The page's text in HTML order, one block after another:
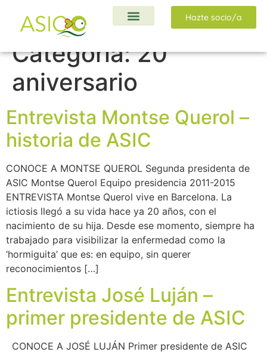
Hazte socio/a
Categoría:20
aniversario
Entrevista Montse Querol –
historia de ASIC
CONOCE A MONTSE QUEROL Segunda presidenta de
ASIC Montse Querol Equipo presidencia 2011-2015
ENTREVISTA Montse Querol vive en Barcelona. La
ictiosis llegó a su vida hace ya 20 años, con el
nacimiento de su hija. Desde ese momento, siempre ha
trabajado para visibilizar la enfermedad como la
‘hormiguita’ que es: en equipo, sin querer
reconocimientos […]
Entrevista José Luján –
primer presidente de ASIC
CONOCE A JOSÉ LUJÁN Primer presidente de ASIC